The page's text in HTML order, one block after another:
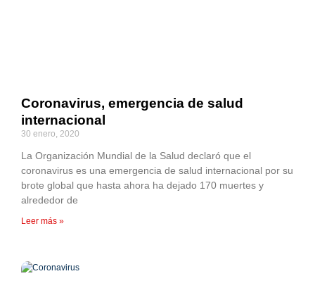
Coronavirus, emergencia de salud
internacional
30 enero, 2020
La Organización Mundial de la Salud declaró que el
coronavirus es una emergencia de salud internacional por su
brote global que hasta ahora ha dejado 170 muertes y
alrededor de
Leer más »